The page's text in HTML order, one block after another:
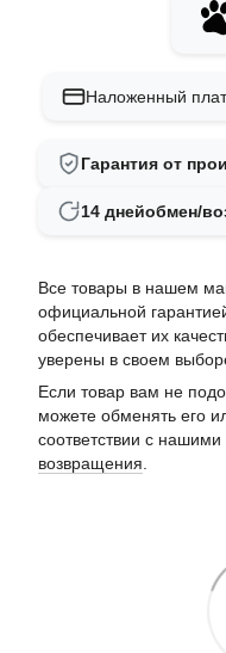
Наложенный
Гарантия от
14 днейобмен/
Все товары в нашем
официальной
обеспечивает их
уверены в своем
Если товар вам не
можете обменять его
соответствии с нашими
возвращения